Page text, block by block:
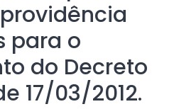
para o
do Decreto
17/03/2012.